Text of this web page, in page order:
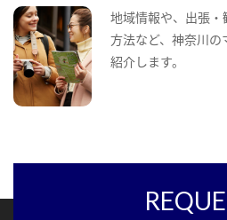
地域情報や、出張
方法など、神奈川
紹介します。